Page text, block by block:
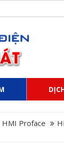
HMI Proface